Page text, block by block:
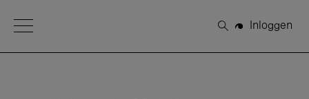
Open Menu
Zoeken
Inloggen